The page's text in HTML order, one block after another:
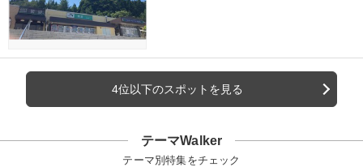
4位以下のスポットを見る
テーマWalker
テーマ別特集をチェック